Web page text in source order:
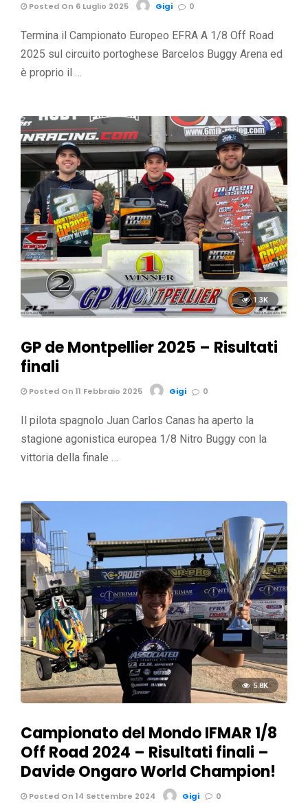
Posted On 6 Luglio 2025 Gigi 0
Termina il Campionato Europeo EFRA A 1/8 Off Road
2025 sul circuito portoghese Barcelos Buggy Arena ed
è proprio il …
1.3K
GP de Montpellier 2025 – Risultati
finali
Posted On 11 Febbraio 2025 Gigi 0
Il pilota spagnolo Juan Carlos Canas ha aperto la
stagione agonistica europea 1/8 Nitro Buggy con la
vittoria della finale …
5.8K
Campionato del Mondo IFMAR 1/8
Off Road 2024 – Risultati finali –
Davide Ongaro World Champion!
Posted On 14 Settembre 2024 Gigi 0